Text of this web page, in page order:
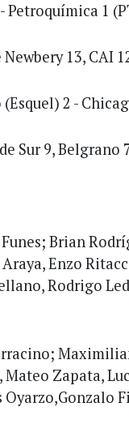
1
Newbery 13, CAI
2 -
Sur 9, Belgrano
Brian
Enzo
Rodrigo
Mateo Zapata,